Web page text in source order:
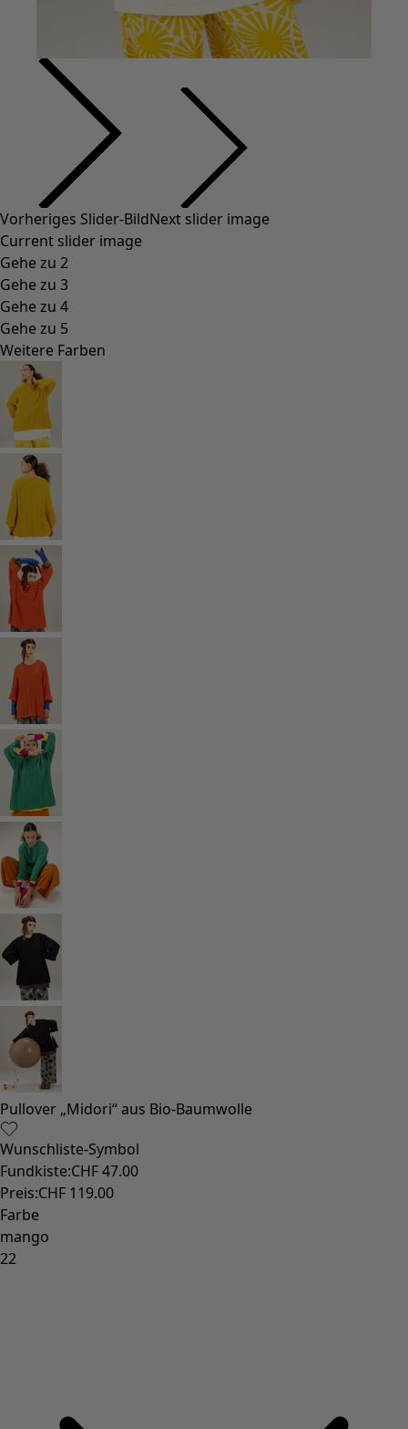
Styles-Mode
Leinenkleidung
Kleider im Hippie-Stil
Grosse Grössen
Blumenkleidung
Hippie-Mode
Skandinavische Mode
Lagenlook
Gestreifte Kleidung
Karierte Kleidung
Kleidung mit Punkten
Bio-Kleidung
Schwedische Mode
Jerseykleider
Design im Boho-Stil
Modestücke für kühle Abende
Gemusterte Kleidung
Baumwollkleidung
Bio-Baumwolle
Strand- und Bademode
Partymode
Kollektionen
Der Kimono im Fokus
Monsoon
Weite Felder
Coimbatore
Gudrun-Klassiker
Sonnenblumen für UNHCR